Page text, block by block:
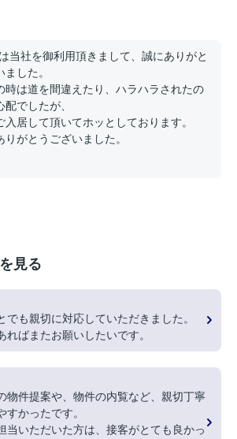
当社を御利用頂きまして、誠にありがと
ました。
時は道を間違えたり、ハラハラされたの
配でしたが、
入居して頂いてホッとしております。
りがとうございました。
見る
でも親切に対応していただきました。
ればまたお願いしたいです。
物件提案や、物件の内覧など、親切丁寧
すかったです。
当いただいた方は、接客がとても良かっ